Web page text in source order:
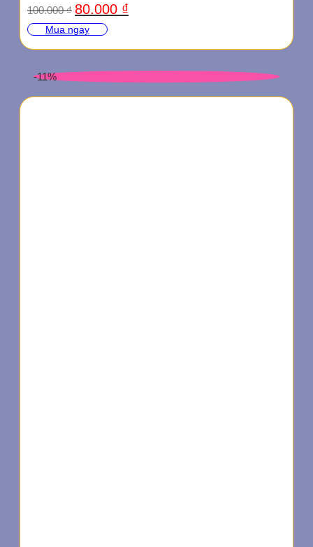
100.000₫ Giá
gốc
là:
80.000 ₫
80.000 ₫.
Mua ngay
-11%